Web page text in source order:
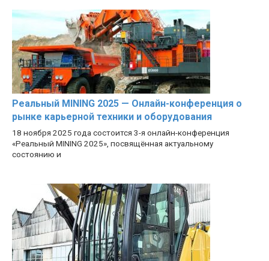
Реальный MINING 2025 — Онлайн-конференция о
рынке карьерной техники и оборудования
18 ноября 2025 года состоится 3-я онлайн-конференция
«Реальный MINING 2025», посвящённая актуальному
состоянию и